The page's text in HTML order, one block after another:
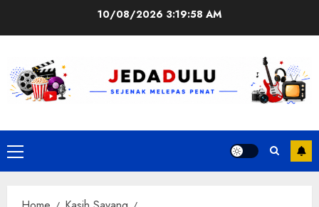
10/08/2026 3:19:58 AM
Primary
Menu